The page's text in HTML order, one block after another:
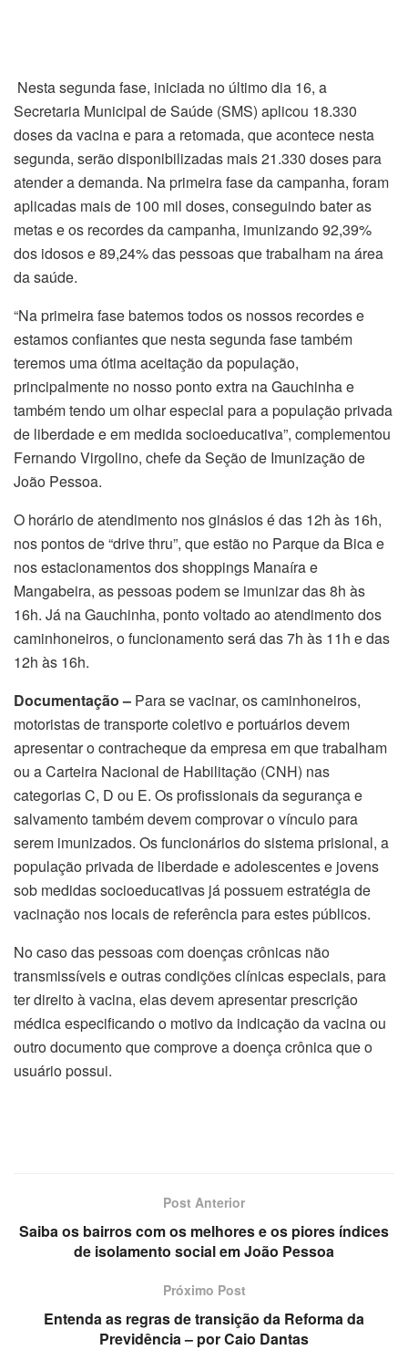
Nesta segunda fase, iniciada no último dia 16, a
Secretaria Municipal de Saúde (SMS) aplicou 18.330
doses da vacina e para a retomada, que acontece nesta
segunda, serão disponibilizadas mais 21.330 doses para
atender a demanda. Na primeira fase da campanha, foram
aplicadas mais de 100 mil doses, conseguindo bater as
metas e os recordes da campanha, imunizando 92,39%
dos idosos e 89,24% das pessoas que trabalham na área
da saúde.
“Na primeira fase batemos todos os nossos recordes e
estamos confiantes que nesta segunda fase também
teremos uma ótima aceitação da população,
principalmente no nosso ponto extra na Gauchinha e
também tendo um olhar especial para a população privada
de liberdade e em medida socioeducativa”, complementou
Fernando Virgolino, chefe da Seção de Imunização de
João Pessoa.
O horário de atendimento nos ginásios é das 12h às 16h,
nos pontos de “drive thru”, que estão no Parque da Bica e
nos estacionamentos dos shoppings Manaíra e
Mangabeira, as pessoas podem se imunizar das 8h às
16h. Já na Gauchinha, ponto voltado ao atendimento dos
caminhoneiros, o funcionamento será das 7h às 11h e das
12h às 16h.
Documentação – Para se vacinar, os caminhoneiros,
motoristas de transporte coletivo e portuários devem
apresentar o contracheque da empresa em que trabalham
ou a Carteira Nacional de Habilitação (CNH) nas
categorias C, D ou E. Os profissionais da segurança e
salvamento também devem comprovar o vínculo para
serem imunizados. Os funcionários do sistema prisional, a
população privada de liberdade e adolescentes e jovens
sob medidas socioeducativas já possuem estratégia de
vacinação nos locais de referência para estes públicos.
No caso das pessoas com doenças crônicas não
transmissíveis e outras condições clínicas especiais, para
ter direito à vacina, elas devem apresentar prescrição
médica especificando o motivo da indicação da vacina ou
outro documento que comprove a doença crônica que o
usuário possui.
Post Anterior
Saiba os bairros com os melhores e os piores índices
de isolamento social em João Pessoa
Próximo Post
Entenda as regras de transição da Reforma da
Previdência – por Caio Dantas